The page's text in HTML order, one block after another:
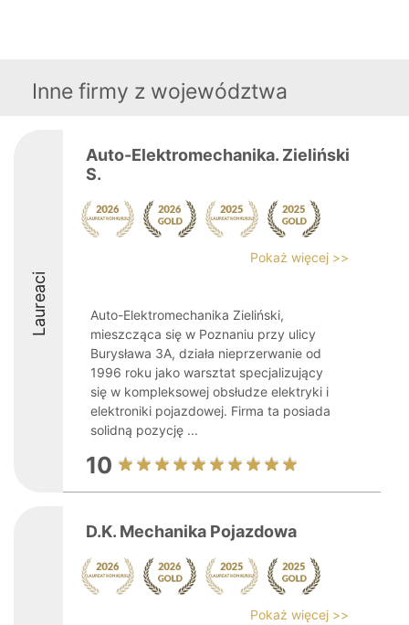
Inne firmy z województwa
Laureaci
Auto-Elektromechanika. Zieliński
S.
Pokaż więcej >>
Auto-Elektromechanika Zieliński,
mieszcząca się w Poznaniu przy ulicy
Burysława 3A, działa nieprzerwanie od
1996 roku jako warsztat specjalizujący
się w kompleksowej obsłudze elektryki i
elektroniki pojazdowej. Firma ta posiada
solidną pozycję ...
10
D.K. Mechanika Pojazdowa
Pokaż więcej >>